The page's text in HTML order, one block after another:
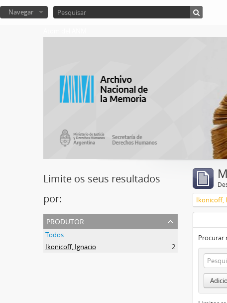
Navegar
Limite os seus resultados
por:
produtor
Todos
Ikonicoff, Ignacio
2
Ikonicoff,
Procurar